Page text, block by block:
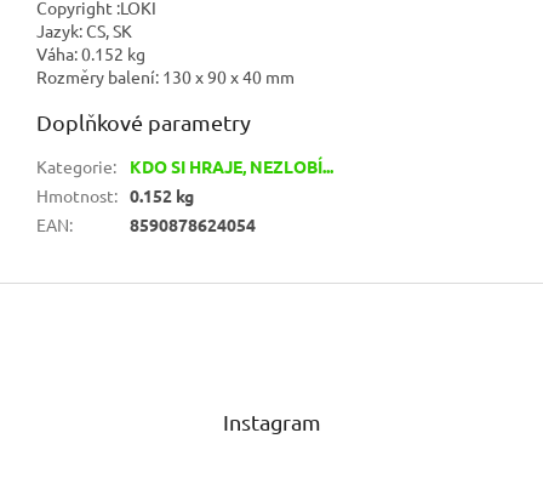
Copyright :LOKI
Jazyk:CS, SK
Váha:0.152 kg
Rozměry balení: 130 x 90 x 40 mm
Doplňkové parametry
Kategorie:
KDO SI HRAJE, NEZLOBÍ...
Hmotnost: 0.152 kg
EAN: 8590878624054
Z
Instagram